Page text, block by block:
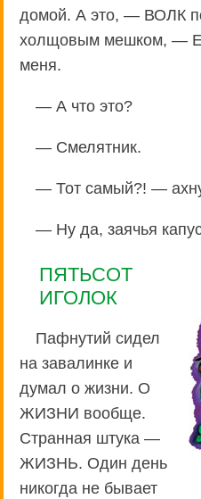
домой. А это, — ВОЛК
холщовым мешком, —
меня.
— А что это?
— Смелятник.
— Тот самый?! —
— Ну да, заячья
ПЯТЬСОТ
ИГОЛОК
Пафнутий сидел
на завалинке и
думал о жизни. О
ЖИЗНИ вообще.
Странная штука —
ЖИЗНЬ. Один день
никогда не бывает